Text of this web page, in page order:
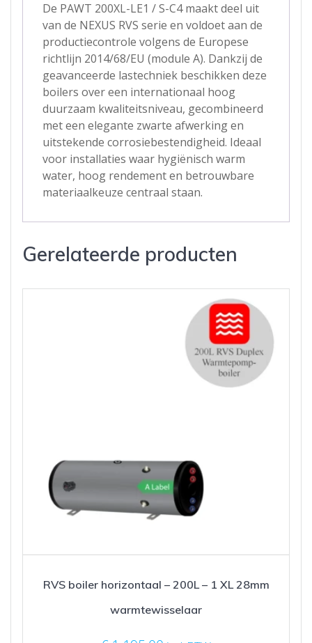
De PAWT 200XL-LE1 / S-C4 maakt deel uit
van de NEXUS RVS serie en voldoet aan de
productiecontrole volgens de Europese
richtlijn 2014/68/EU (module A). Dankzij de
geavanceerde lastechniek beschikken deze
boilers over een internationaal hoog
duurzaam kwaliteitsniveau, gecombineerd
met een elegante zwarte afwerking en
uitstekende corrosiebestendigheid. Ideaal
voor installaties waar hygiënisch warm
water, hoog rendement en betrouwbare
materiaalkeuze centraal staan.
Gerelateerde producten
RVS boiler horizontaal – 200L – 1 XL 28mm
warmtewisselaar